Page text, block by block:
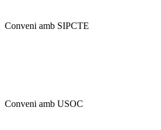
Conveni amb SIPCTE
Conveni amb USOC